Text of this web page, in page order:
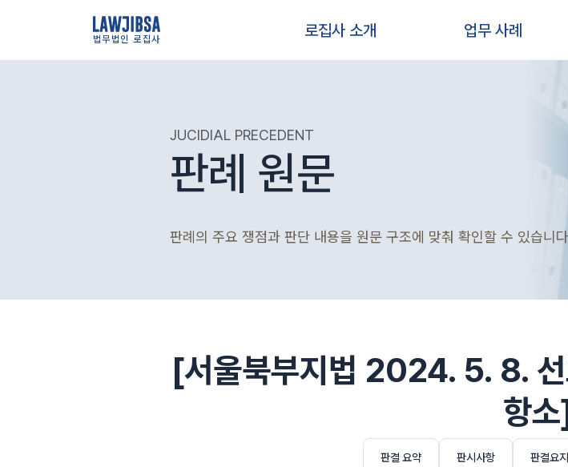
법무법인 로집사 로집사 소개 업무 사례
JUCIDIAL PRECEDENT
판례 원문
판례의 주요 쟁점과 판단 내용을 원문 구조에 맞춰 확인할 수 있습니
[서울북부지법 2024. 5. 8.
항
판결 요약 판시사항 판결요지